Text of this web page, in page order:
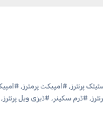
پرنٹرز, #امپیکٹ پرمٹرز,
, #ڈرم سکینر, #ڈیزی ویل پرنٹرز,